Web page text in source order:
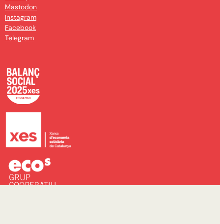
Mastodon
Instagram
Facebook
Telegram